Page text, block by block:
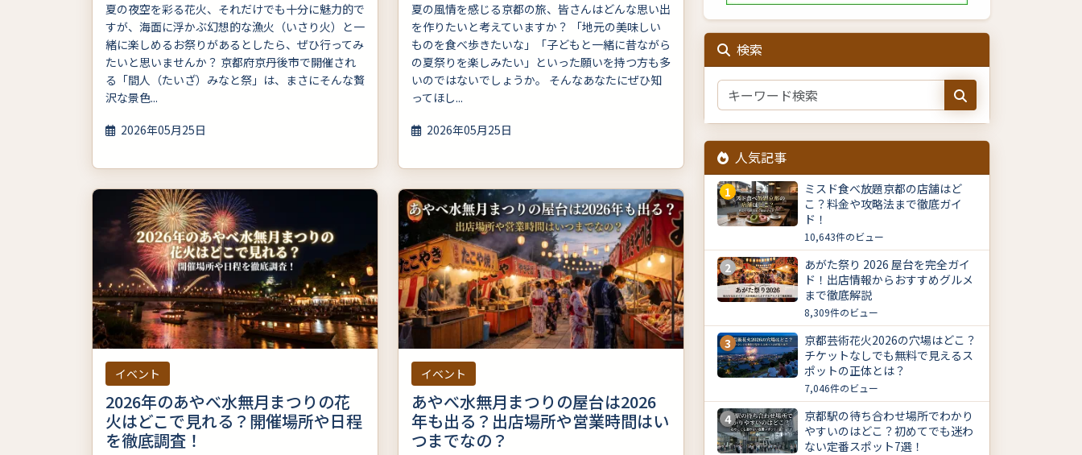
夏の夜空を彩る花火、それだけでも十分に魅力的で
すが、海面に浮かぶ幻想的な漁火（いさり火）と一
緒に楽しめるお祭りがあるとしたら、ぜひ行ってみ
たいと思いませんか？ 京都府京丹後市で開催され
る「間人（たいざ）みなと祭」は、まさにそんな贅
沢な景色...
2026年05月25日
夏の風情を感じる京都の旅、皆さんはどんな思い出
を作りたいと考えていますか？ 「地元の美味しい
ものを食べ歩きたいな」「子どもと一緒に昔ながら
の夏祭りを楽しみたい」といった願いを持つ方も多
いのではないでしょうか。 そんなあなたにぜひ知
ってほし...
2026年05月25日
イベント
2026年のあやべ水無月まつりの花
火はどこで見れる？開催場所や日程
を徹底調査！
イベント
あやべ水無月まつりの屋台は2026
年も出る？出店場所や営業時間はい
つまでなの？
検索
人気記事
1
ミスド食べ放題京都の店舗はど
こ？料金や攻略法まで徹底ガイ
ド！
10,643件のビュー
2
あがた祭り 2026 屋台を完全ガイ
ド！出店情報からおすすめグルメ
まで徹底解説
8,309件のビュー
3
京都芸術花火2026の穴場はどこ？
チケットなしでも無料で見えるス
ポットの正体とは？
7,046件のビュー
4
京都駅の待ち合わせ場所でわかり
やすいのはどこ？初めてでも迷わ
ない定番スポット7選！